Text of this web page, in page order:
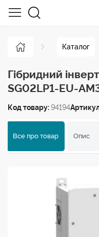
Каталог
Гібридний
SG02LP1-EU-
Код товару:94194
Все про товар Опис